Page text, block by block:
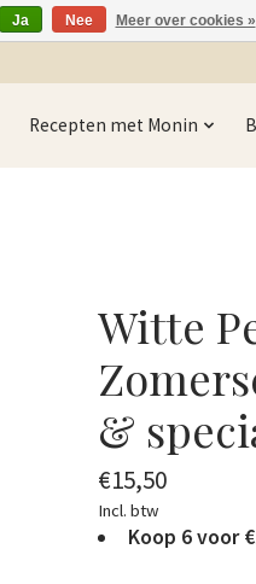
Recepten met Monin
Witte
&
€15,50
Incl. btw
Koop 6 voor
Ja Nee Meer over cookies »